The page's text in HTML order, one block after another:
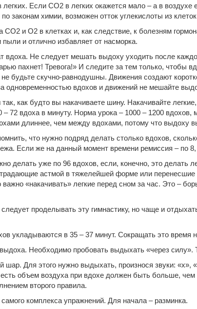
легких. Если СО2 в легких окажется мало – а в
законам химии, возможен отток углекислоты из
СО2 и О2 в клетках и, как следствие, к болезням
и отлично избавляет от насморка.
вдоха. Не следует мешать выдоху уходить после
пахнет! Тревога!» И следите за тем только,
будьте скучно-равнодушны. Движения создают
одновременностью вдохов и движений не мешайте
как будто вы накачиваете шину. Накачивайте
– 72 вдоха в минуту. Норма урока – 1000 – 1200
длиннее, чем между вдохами, потому что выдоху
что нужно подряд делать столько вдохов,
Если же на данный момент времени ремиссия – по 8,
делать уже по 96 вдохов, если, конечно, это делать
астмой в тяжелейшей форме или перенесшие
«накачивать» легкие перед сном за час. Это –
проделывать эту гимнастику, но чаще и
укладываются в 35 – 37 минут. Сокращать это время
Необходимо пробовать выдыхать «через силу».
шар. Для этого нужно выдыхать, произнося звуки:
объем воздуха при вдохе должен быть больше,
второго правила.
комплекса упражнений. Для начала – разминка.